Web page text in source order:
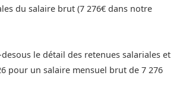
du salaire brut (7 276€ dans notre
le détail des retenues salariales et
pour un salaire mensuel brut de 7 276